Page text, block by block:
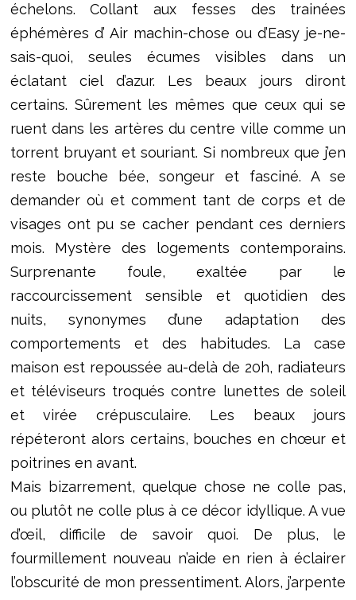
échelons. Collant aux fesses des trainées
éphémères d’ Air machin-chose ou d’Easy je-ne-
sais-quoi, seules écumes visibles dans un
éclatant ciel d’azur. Les beaux jours diront
certains. Sûrement les mêmes que ceux qui se
ruent dans les artères du centre ville comme un
torrent bruyant et souriant. Si nombreux que j’en
reste bouche bée, songeur et fasciné. A se
demander où et comment tant de corps et de
visages ont pu se cacher pendant ces derniers
mois. Mystère des logements contemporains.
Surprenante foule, exaltée par le
raccourcissement sensible et quotidien des
nuits, synonymes d’une adaptation des
comportements et des habitudes. La case
maison est repoussée au-delà de 20h, radiateurs
et téléviseurs troqués contre lunettes de soleil
et virée crépusculaire. Les beaux jours
répéteront alors certains, bouches en chœur et
poitrines en avant.
Mais bizarrement, quelque chose ne colle pas,
ou plutôt ne colle plus à ce décor idyllique. A vue
d’œil, difficile de savoir quoi. De plus, le
fourmillement nouveau n’aide en rien à éclairer
l’obscurité de mon pressentiment. Alors, j’arpente